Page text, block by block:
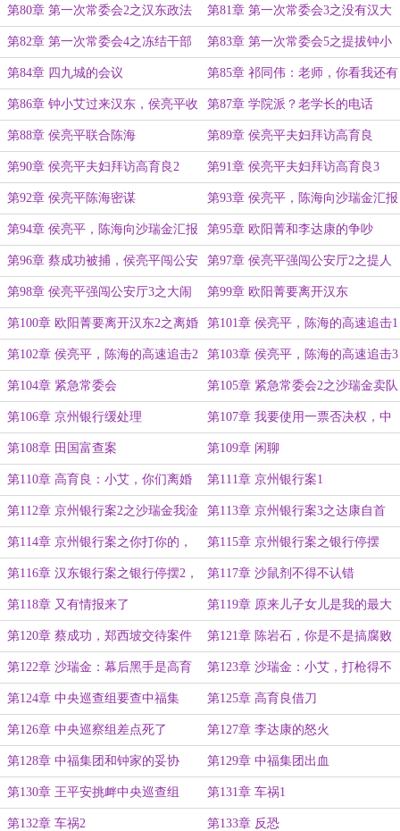
投靠沙瑞金（1/5）） （2/5）
第80章 第一次常委会2之汉东政法
牛逼
第81章 第一次常委会3之没有汉大
帮
第82章 第一次常委会4之冻结干部
任命
第83章 第一次常委会5之提拔钟小
艾
第84章 四九城的会议 第85章 祁同伟：老师，你看我还有
主政一方的机会吗？
第86章 钟小艾过来汉东，侯亮平收
到举报
第87章 学院派？老学长的电话
第88章 侯亮平联合陈海 第89章 侯亮平夫妇拜访高育良
第90章 侯亮平夫妇拜访高育良2 第91章 侯亮平夫妇拜访高育良3
第92章 侯亮平陈海密谋 第93章 侯亮平，陈海向沙瑞金汇报
第94章 侯亮平，陈海向沙瑞金汇报 第95章 欧阳菁和李达康的争吵
第96章 蔡成功被捕，侯亮平闯公安
厅1
第97章 侯亮平强闯公安厅2之提人
第98章 侯亮平强闯公安厅3之大闹
笑话
第99章 欧阳菁要离开汉东
第100章 欧阳菁要离开汉东2之离婚 第101章 侯亮平，陈海的高速追击1
第102章 侯亮平，陈海的高速追击2
之不汇报工作
第103章 侯亮平，陈海的高速追击3
之车祸现场
第104章 紧急常委会 第105章 紧急常委会2之沙瑞金卖队
友
第106章 京州银行缓处理 第107章 我要使用一票否决权，中
央来人
第108章 田国富查案 第109章 闲聊
第110章 高育良：小艾，你们离婚
吧！
第111章 京州银行案1
第112章 京州银行案2之沙瑞金我淦
你大爷的
第113章 京州银行案3之达康自首
第114章 京州银行案之你打你的，
我打我的
第115章 京州银行案之银行停摆
第116章 汉东银行案之银行停摆2，
沙鼠剂认错
第117章 沙鼠剂不得不认错
第118章 又有情报来了 第119章 原来儿子女儿是我的最大
靠山
第120章 蔡成功，郑西坡交待案件 第121章 陈岩石，你是不是搞腐败
了？
第122章 沙瑞金：幕后黑手是高育
良
第123章 沙瑞金：小艾，打枪得不
要，悄悄地查
第124章 中央巡查组要查中福集
团。
第125章 高育良借刀
第126章 中央巡察组差点死了 第127章 李达康的怒火
第128章 中福集团和钟家的妥协 第129章 中福集团出血
第130章 王平安挑衅中央巡查组 第131章 车祸1
第132章 车祸2 第133章 反恐